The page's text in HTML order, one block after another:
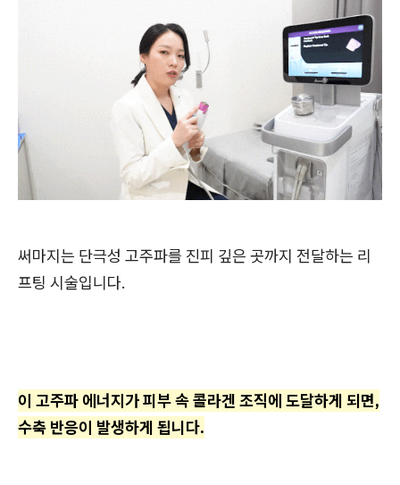
써마지는 단극성 고주파를 진피 깊은 곳까지 전달하는 리
프팅 시술입니다.
이 고주파 에너지가 피부 속 콜라겐 조직에 도달하게 되면,
수축 반응이 발생하게 됩니다.